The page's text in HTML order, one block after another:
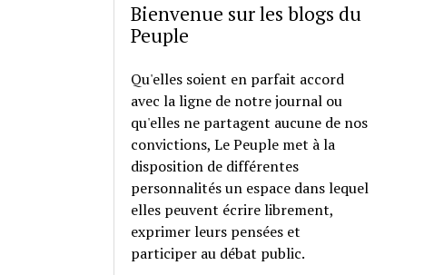
Bienvenue sur les blogs du
Peuple
Qu'elles soient en parfait accord
avec la ligne de notre journal ou
qu'elles ne partagent aucune de nos
convictions, Le Peuple met à la
disposition de différentes
personnalités un espace dans lequel
elles peuvent écrire librement,
exprimer leurs pensées et
participer au débat public.